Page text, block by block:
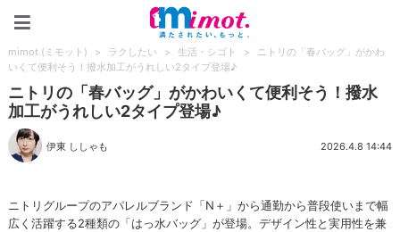
mimot.(ミモット) > ラクしたい > 生活・シゴト >
ニトリの「春バッグ」がかわ
いくて便利そう！撥水加工がうれしい2タイプ登場♪
ニトリの「春バッグ」がかわいくて便利そう！撥水
加工がうれしい2タイプ登場♪
伊東 ししゃも 2026.4.8 14:44
ニトリグループのアパレルブランド「N＋」から通勤から普段使いまで幅
広く活躍する2種類の「はっ水バッグ」が登場。デザイン性と実用性を兼